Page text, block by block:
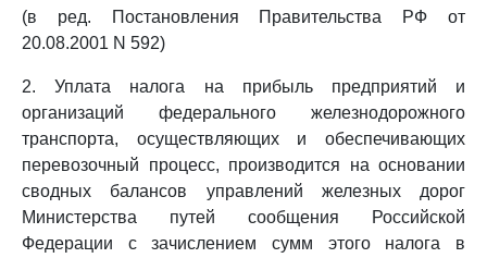
(в ред. Постановления Правительства РФ от
20.08.2001 N 592)
2. Уплата налога на прибыль предприятий и
организаций федерального железнодорожного
транспорта, осуществляющих и обеспечивающих
перевозочный процесс, производится на основании
сводных балансов управлений железных дорог
Министерства путей сообщения Российской
Федерации с зачислением сумм этого налога в